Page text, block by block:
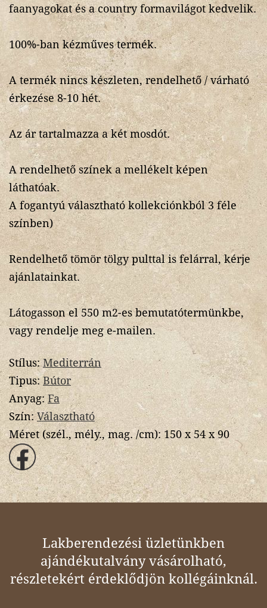
faanyagokat és a country formavilágot kedvelik.
100%-ban kézműves termék.
A termék nincs készleten, rendelhető / várható
érkezése 8-10 hét.
Az ár tartalmazza a két mosdót.
A rendelhető színek a mellékelt képen
láthatóak.
A fogantyú választható kollekciónkból 3 féle
színben)
Rendelhető tömör tölgy pulttal is felárral, kérje
ajánlatainkat.
Látogasson el 550 m2-es bemutatótermünkbe,
vagy rendelje meg e-mailen.
Stílus:Mediterrán
Tipus:Bútor
Anyag: Fa
Szín:Választható
Méret (szél., mély., mag. /cm):150 x 54 x 90
Lakberendezési üzletünkben
ajándékutalvány vásárolható,
részletekért érdeklődjön kollégáinknál.